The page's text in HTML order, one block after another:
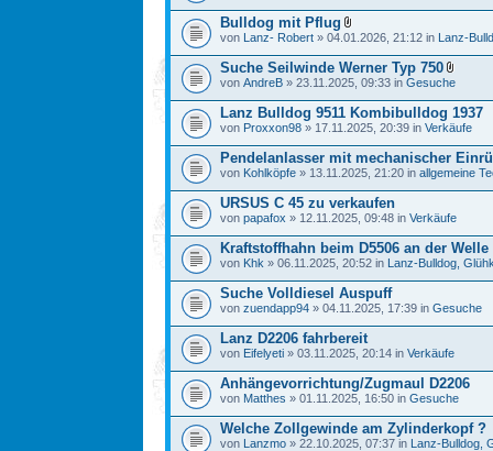
Bulldog mit Pflug
von Lanz- Robert » 04.01.2026, 21:12 in Lanz-
Suche Seilwinde Werner Typ 750
von AndreB » 23.11.2025, 09:33 in Gesuche
Lanz Bulldog 9511 Kombibulldog 1937
von Proxxon98 » 17.11.2025, 20:39 in Verkäufe
Pendelanlasser mit mechanischer
von Kohlköpfe » 13.11.2025, 21:20 in allgemeine
URSUS C 45 zu verkaufen
von papafox » 12.11.2025, 09:48 in Verkäufe
Kraftstoffhahn beim D5506 an der
von Khk » 06.11.2025, 20:52 in Lanz-Bulldog,
Suche Volldiesel Auspuff
von zuendapp94 » 04.11.2025, 17:39 in Gesuche
Lanz D2206 fahrbereit
von Eifelyeti » 03.11.2025, 20:14 in Verkäufe
Anhängevorrichtung/Zugmaul D2206
von Matthes » 01.11.2025, 16:50 in Gesuche
Welche Zollgewinde am Zylinderkopf ?
von Lanzmo » 22.10.2025, 07:37 in Lanz-Bulldog,